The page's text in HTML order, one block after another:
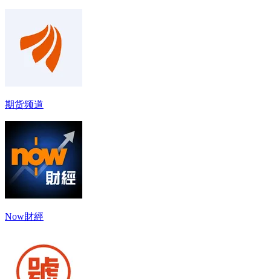
期货频道
Now財經